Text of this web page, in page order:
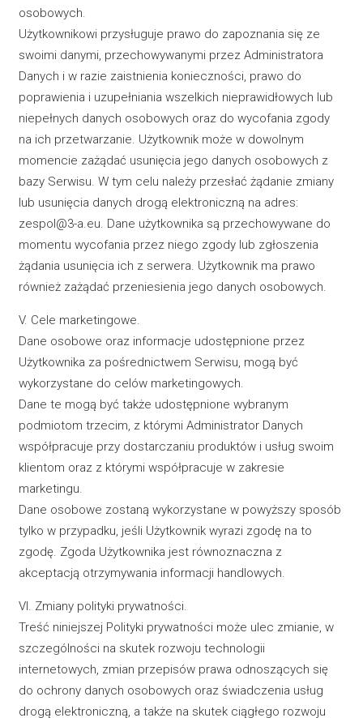
osobowych.
Użytkownikowi przysługuje prawo do zapoznania się ze
swoimi danymi, przechowywanymi przez Administratora
Danych i w razie zaistnienia konieczności, prawo do
poprawienia i uzupełniania wszelkich nieprawidłowych lub
niepełnych danych osobowych oraz do wycofania zgody
na ich przetwarzanie. Użytkownik może w dowolnym
momencie zażądać usunięcia jego danych osobowych z
bazy Serwisu. W tym celu należy przesłać żądanie zmiany
lub usunięcia danych drogą elektroniczną na adres:
zespol@3-a.eu. Dane użytkownika są przechowywane do
momentu wycofania przez niego zgody lub zgłoszenia
żądania usunięcia ich z serwera. Użytkownik ma prawo
również zażądać przeniesienia jego danych osobowych.
V. Cele marketingowe.
Dane osobowe oraz informacje udostępnione przez
Użytkownika za pośrednictwem Serwisu, mogą być
wykorzystane do celów marketingowych.
Dane te mogą być także udostępnione wybranym
podmiotom trzecim, z którymi Administrator Danych
współpracuje przy dostarczaniu produktów i usług swoim
klientom oraz z którymi współpracuje w zakresie
marketingu.
Dane osobowe zostaną wykorzystane w powyższy sposób
tylko w przypadku, jeśli Użytkownik wyrazi zgodę na to
zgodę. Zgoda Użytkownika jest równoznaczna z
akceptacją otrzymywania informacji handlowych.
VI. Zmiany polityki prywatności.
Treść niniejszej Polityki prywatności może ulec zmianie, w
szczególności na skutek rozwoju technologii
internetowych, zmian przepisów prawa odnoszących się
do ochrony danych osobowych oraz świadczenia usług
drogą elektroniczną, a także na skutek ciągłego rozwoju